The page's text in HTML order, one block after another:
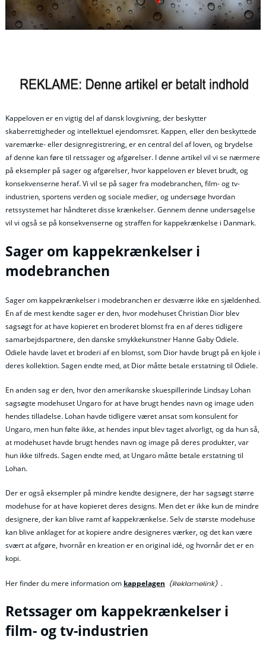
Kappeloven er en vigtig del af dansk lovgivning, der beskytter
skaberrettigheder og intellektuel ejendomsret. Kappen, eller den beskyttede
varemærke- eller designregistrering, er en central del af loven, og brydelse
af denne kan føre til retssager og afgørelser. I denne artikel vil vi se nærmere
på eksempler på sager og afgørelser, hvor kappeloven er blevet brudt, og
konsekvenserne heraf. Vi vil se på sager fra modebranchen, film- og tv-
industrien, sportens verden og sociale medier, og undersøge hvordan
retssystemet har håndteret disse krænkelser. Gennem denne undersøgelse
vil vi også se på konsekvenserne og straffen for kappekrænkelse i Danmark.
Sager om kappekrænkelser i
modebranchen
Sager om kappekrænkelser i modebranchen er desværre ikke en sjældenhed.
En af de mest kendte sager er den, hvor modehuset Christian Dior blev
sagsøgt for at have kopieret en broderet blomst fra en af deres tidligere
samarbejdspartnere, den danske smykkekunstner Hanne Gaby Odiele.
Odiele havde lavet et broderi af en blomst, som Dior havde brugt på en kjole i
deres kollektion. Sagen endte med, at Dior måtte betale erstatning til Odiele.
En anden sag er den, hvor den amerikanske skuespillerinde Lindsay Lohan
sagsøgte modehuset Ungaro for at have brugt hendes navn og image uden
hendes tilladelse. Lohan havde tidligere været ansat som konsulent for
Ungaro, men hun følte ikke, at hendes input blev taget alvorligt, og da hun så,
at modehuset havde brugt hendes navn og image på deres produkter, var
hun ikke tilfreds. Sagen endte med, at Ungaro måtte betale erstatning til
Lohan.
Der er også eksempler på mindre kendte designere, der har sagsøgt større
modehuse for at have kopieret deres designs. Men det er ikke kun de mindre
designere, der kan blive ramt af kappekrænkelse. Selv de største modehuse
kan blive anklaget for at kopiere andre designeres værker, og det kan være
svært at afgøre, hvornår en kreation er en original idé, og hvornår det er en
kopi.
Her finder du mere information om kappelagen .
Retssager om kappekrænkelser i
film- og tv-industrien